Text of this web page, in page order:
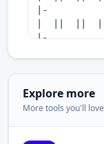
Explore more
More tools you'll love